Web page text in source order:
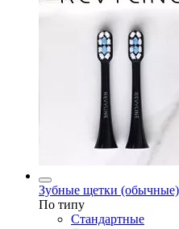
Зубные щетки (обычные)
По типу
Стандартные